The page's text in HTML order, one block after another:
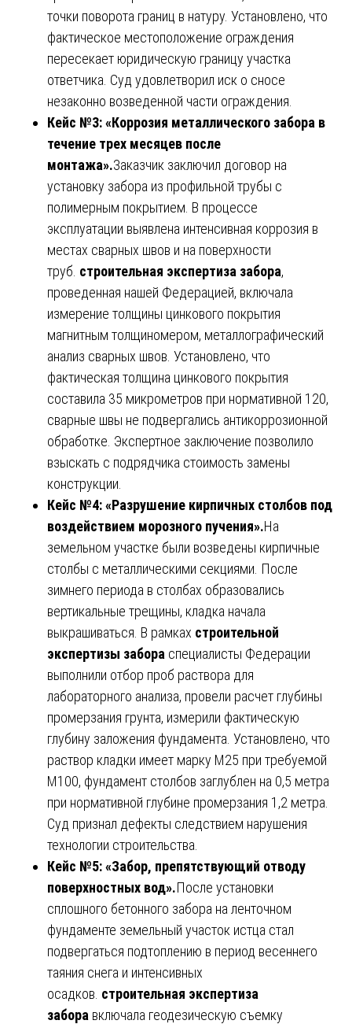
точки поворота границ в натуру. Установлено, что
фактическое местоположение ограждения
пересекает юридическую границу участка
ответчика. Суд удовлетворил иск о сносе
незаконно возведенной части ограждения.
Кейс №3: «Коррозия металлического забора в
течение трех месяцев после
монтажа».Заказчик заключил договор на
установку забора из профильной трубы с
полимерным покрытием. В процессе
эксплуатации выявлена интенсивная коррозия в
местах сварных швов и на поверхности
труб. строительная экспертиза забора,
проведенная нашей Федерацией, включала
измерение толщины цинкового покрытия
магнитным толщиномером, металлографический
анализ сварных швов. Установлено, что
фактическая толщина цинкового покрытия
составила 35 микрометров при нормативной 120,
сварные швы не подвергались антикоррозионной
обработке. Экспертное заключение позволило
взыскать с подрядчика стоимость замены
конструкции.
Кейс №4: «Разрушение кирпичных столбов под
воздействием морозного пучения».На
земельном участке были возведены кирпичные
столбы с металлическими секциями. После
зимнего периода в столбах образовались
вертикальные трещины, кладка начала
выкрашиваться. В рамках строительной
экспертизы забора специалисты Федерации
выполнили отбор проб раствора для
лабораторного анализа, провели расчет глубины
промерзания грунта, измерили фактическую
глубину заложения фундамента. Установлено, что
раствор кладки имеет марку М25 при требуемой
М100, фундамент столбов заглублен на 0,5 метра
при нормативной глубине промерзания 1,2 метра.
Суд признал дефекты следствием нарушения
технологии строительства.
Кейс №5: «Забор, препятствующий отводу
поверхностных вод».После установки
сплошного бетонного забора на ленточном
фундаменте земельный участок истца стал
подвергаться подтоплению в период весеннего
таяния снега и интенсивных
осадков. строительная экспертиза
забора включала геодезическую съемку